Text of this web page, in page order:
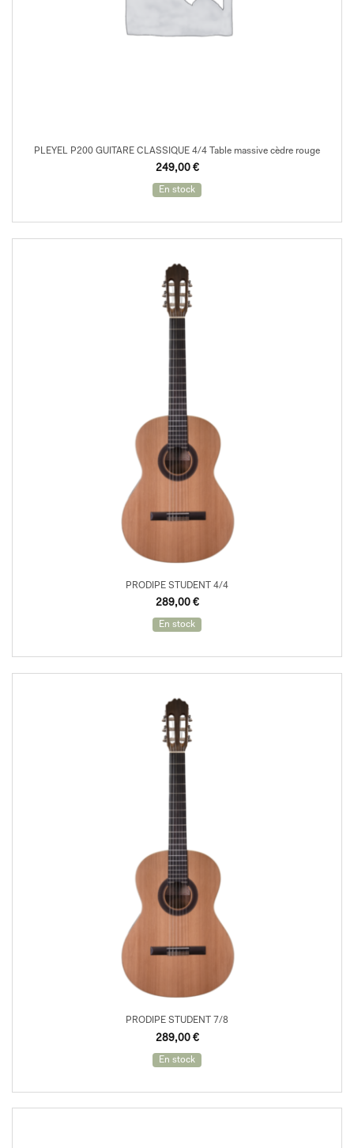
PLEYEL P200 GUITARE CLASSIQUE 4/4 Table massive cèdre rouge
249,00 €
En stock
PRODIPE STUDENT 4/4
289,00 €
En stock
PRODIPE STUDENT 7/8
289,00 €
En stock